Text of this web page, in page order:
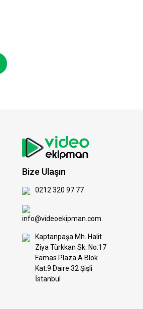
Bize Ulaşın
0212 320 97 77
info@videoekipman.com
Kaptanpaşa Mh. Halit
Ziya Türkkan Sk. No:17
Famas Plaza A Blok
Kat:9 Daire:32 Şişli
İstanbul